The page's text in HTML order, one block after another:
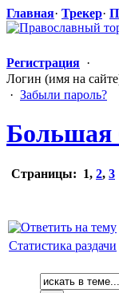
Главная· Трекер·
Регистрация ·
Логин (имя на
· Забыли пароль?
Большая
Страницы: 1, 2, 3
Статистика раздачи